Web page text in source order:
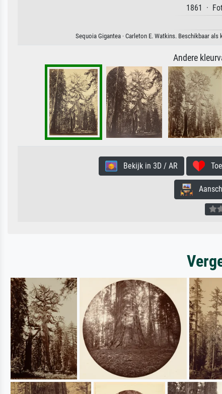
1861 ·
Sequoia Gigantea · Carleton E. Watkins. Beschikbaar
Andere
Bekijk in 3D / AR